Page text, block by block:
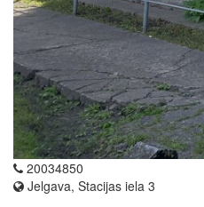
20034850
Jelgava, Stacijas iela 3